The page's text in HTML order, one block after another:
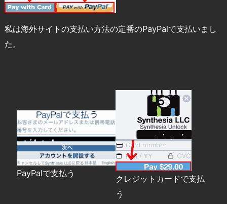
私は海外サイトの支払い方法の定番のPayPalで支払いまし
た。
PayPalで支払う
クレジットカードで支払
う